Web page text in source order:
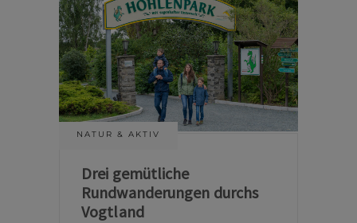
NATUR & AKTIV
Drei gemütliche
Rundwanderungen durchs
Vogtland